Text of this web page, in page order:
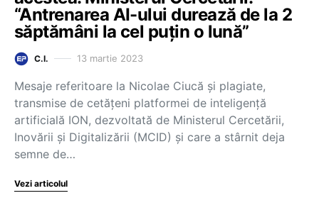
“Antrenarea AI-ului durează de la 2
săptămâni la cel puțin o lună”
C.I. 13 martie 2023
Mesaje referitoare la Nicolae Ciucă și plagiate,
transmise de cetățeni platformei de inteligență
artificială ION, dezvoltată de Ministerul Cercetării,
Inovării și Digitalizării (MCID) și care a stârnit deja
semne de…
Vezi articolul